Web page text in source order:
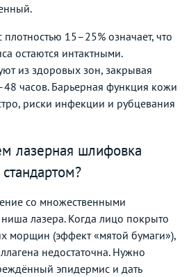
15–25% означает, что
остаются интактными.
из здоровых зон, закрывая
часов. Барьерная функция кожи
риски инфекции и рубцевания
лазерная шлифовка
со множественными
лазера. Когда лицо покрыто
морщин (эффект «мятой бумаги»),
недостаточна. Нужно
эпидермис и дать